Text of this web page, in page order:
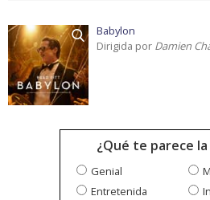
Babylon
Dirigida por Damien
¿Qué te parece
Genial
Entretenida